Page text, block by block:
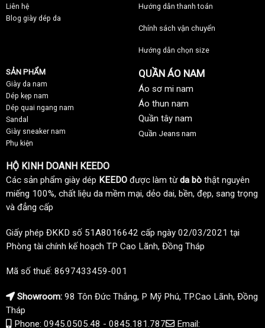
Liên hệ
Blog giày dép da
Hướng dẫn thanh toán
Chính sách vận chuyển
Hướng dẫn chọn size
SẢN PHẨM
Giày da nam
Dép kẹp nam
Dép quai ngang nam
Sandal
Giày sneaker nam
Phụ kiện
QUẦN ÁO NAM
Áo sơ mi nam
Áo thun nam
Quần tây nam
Quần Jeans nam
HỘ KINH DOANH KEEDO
Các sản phẩm giày dép KEEDO được làm từda bò thật nguyên
miếng 100%, chất liệu da mềm mại, dẻo dai, bền, đẹp, sang trọng
và đẳng cấp
Giấy phép ĐKKD số 51A8016642 cấp ngày 02/03/2021 tại
Phòng tài chính kế hoạch TP Cao Lãnh, Đồng Tháp
Mã số thuế: 8697433459-001
Showroom: 98 Tôn Đức Thắng, P Mỹ Phú, TP.Cao Lãnh, Đồng
Tháp
Phone: 0945.0505.48 - 0845.181.787
Email: